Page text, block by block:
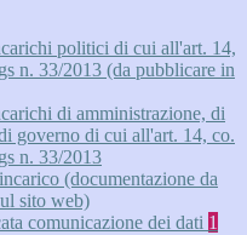
politici di cui all'art. 14,
n. 33/2013 (da pubblicare in
di amministrazione, di
governo di cui all'art. 14, co.
n. 33/2013
(documentazione da
sito web)
comunicazione dei dati 1